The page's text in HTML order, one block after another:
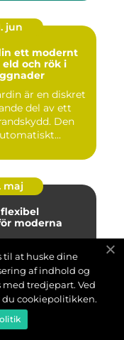
jun
och rök i
är en diskret
del av ett
Den
maj
moderna
är en formad
som
extrudering
som byggsten...
til at huske dine
af indhold og
tredjepart. Ved
cookiepolitikken.